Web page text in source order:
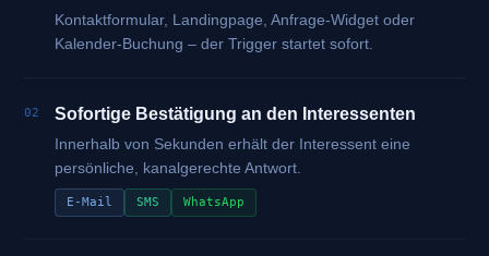
Kontaktformular, Landingpage, Anfrage-Widget oder
Kalender-Buchung – der Trigger startet sofort.
02 Sofortige Bestätigung an den Interessenten
Innerhalb von Sekunden erhält der Interessent eine
persönliche, kanalgerechte Antwort.
E-Mail SMS WhatsApp